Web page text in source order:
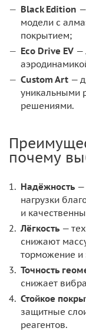
Black Edition
модели с
покрытием;
Eco Drive EV —
Custom Art —
уникальными
решениями.
почему
Надёжность —
нагрузки
и
Лёгкость —
снижают
торможение и
Точность
снижает
Стойкое
защитные
реагентов.